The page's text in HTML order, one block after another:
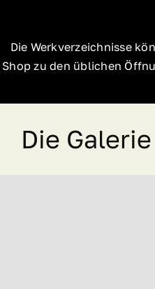
Die Werkverzeichnisse
Shop zu den üblichen
Die Galerie